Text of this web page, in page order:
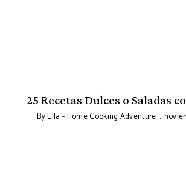
25 Recetas Dulces o Saladas
ByElla - Home Cooking Adventure